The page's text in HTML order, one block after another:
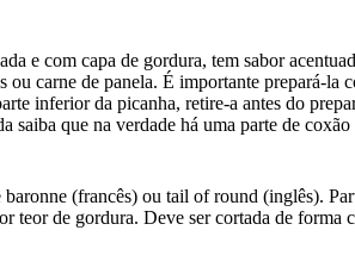
e com capa de gordura, tem sabor
carne de panela. É importante prepará-
inferior da picanha, retire-a antes do
que na verdade há uma parte de
(francês) ou tail of round (inglês).
de gordura. Deve ser cortada de forma